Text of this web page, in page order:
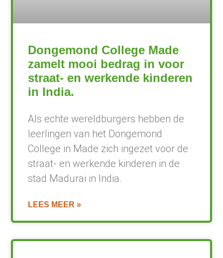
Dongemond College Made
zamelt mooi bedrag in voor
straat- en werkende kinderen
in India.
Als echte wereldburgers hebben de
leerlingen van het Dongemond
College in Made zich ingezet voor de
straat- en werkende kinderen in de
stad Madurai in India.
LEES MEER »